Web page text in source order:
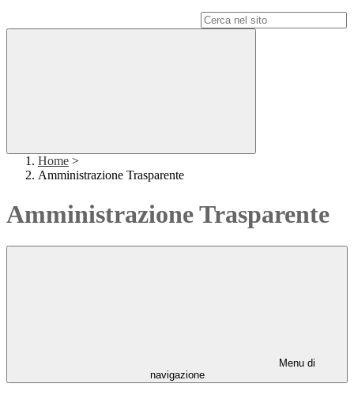
Home >
Amministrazione Trasparente
Amministrazione Trasparente
Menu di
navigazione